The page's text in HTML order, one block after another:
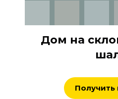
Дом на
Получить